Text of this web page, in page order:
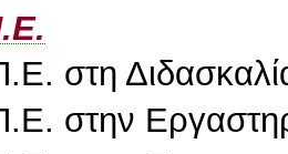
στη
στην